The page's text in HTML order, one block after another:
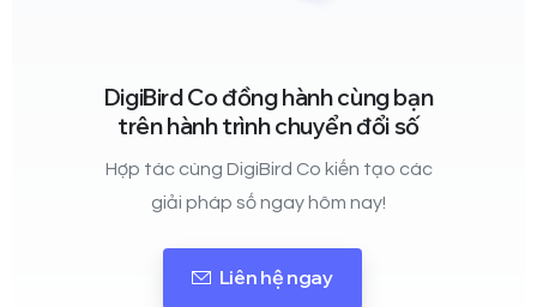
DigiBird Co đồng hành cùng bạn
trên hành trình chuyển đổi số
Hợp tác cùng DigiBird Co kiến tạo các
giải pháp số ngay hôm nay!
Liên hệ ngay